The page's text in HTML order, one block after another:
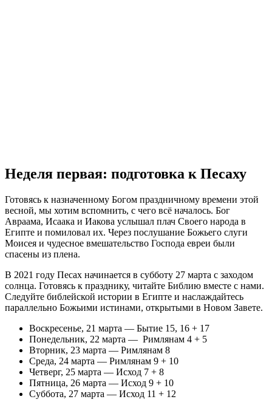
Неделя первая: подготовка к Песаху
Готовясь к назначенному Богом праздничному времени этой
весной, мы хотим вспомнить, с чего всё началось. Бог
Авраама, Исаака и Иакова услышал плач Своего народа в
Египте и помиловал их. Через послушание Божьего слуги
Моисея и чудесное вмешательство Господа евреи были
спасены из плена.
В 2021 году Песах начинается в субботу 27 марта с заходом
солнца. Готовясь к празднику, читайте Библию вместе с нами.
Следуйте библейской истории в Египте и наслаждайтесь
параллельно Божьими истинами, открытыми в Новом Завете.
Воскресенье, 21 марта — Бытие 15, 16 + 17
Понедельник, 22 марта — Римлянам 4 + 5
Вторник, 23 марта — Римлянам 8
Среда, 24 марта — Римлянам 9 + 10
Четверг, 25 марта — Исход 7 + 8
Пятница, 26 марта — Исход 9 + 10
Суббота, 27 марта — Исход 11 + 12